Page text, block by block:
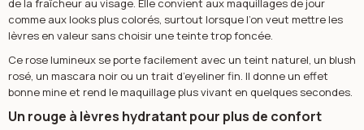
de la fraîcheur au visage. Elle convient aux maquillages de jour
comme aux looks plus colorés, surtout lorsque l’on veut mettre les
lèvres en valeur sans choisir une teinte trop foncée.
Ce rose lumineux se porte facilement avec un teint naturel, un blush
rosé, un mascara noir ou un trait d’eyeliner fin. Il donne un effet
bonne mine et rend le maquillage plus vivant en quelques secondes.
Un rouge à lèvres hydratant pour plus de confort